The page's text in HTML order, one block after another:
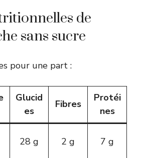
de
sans sucre
pour une part :
Glucid
es
Fibres
Protéi
nes
28 g 2 g 7 g